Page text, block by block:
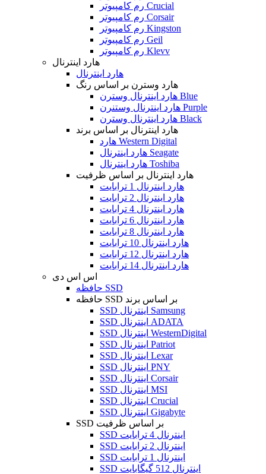
رم کامپیوتر Crucial
رم کامپیوتر Corsair
رم کامپیوتر Kingston
رم کامپیوتر Geil
رم کامپیوتر Klevv
هارد اینترنال
هارد اینترنال
هارد وسترن بر اساس رنگ
هارد اینترنال وسترن Blue
هارد اینترنال وستنرن Purple
هارد اینترنال وسترن Black
هارد اینترنال بر اساس برند
هارد Western Digital
هارد اینترنال Seagate
هارد اینترنال Toshiba
هارد اینترنال بر اساس ظرفیت
هارد اینترنال 1 ترابایت
هارد اینترنال 2 ترابایت
هارد اینترنال 4 ترابایت
هارد اینترنال 6 ترابایت
هارد اینترنال 8 ترابایت
هارد اینترنال 10 ترابایت
هارد اینترنال 12 ترابایت
هارد اینترنال 14 ترابایت
اس اس دی
حافظه SSD
حافظه SSD بر اساس برند
SSD اینترنال Samsung
SSD اینترنال ADATA
SSD اینترنال WesternDigital
SSD اینترنال Patriot
SSD اینترنال Lexar
SSD اینترنال PNY
SSD اینترنال Corsair
SSD اینترنال MSI
SSD اینترنال Crucial
SSD اینترنال Gigabyte
SSD بر اساس ظرفیت
SSD اینترنال 4 ترابایت
SSD اینترنال 2 ترابایت
SSD اینترنال 1 ترابایت
SSD اینترنال 512 گیگابایت